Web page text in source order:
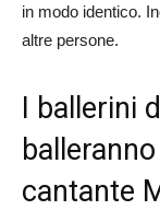
in modo identico.
altre persone.
I ballerini
cantante